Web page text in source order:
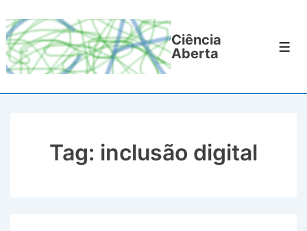
para
Ciência
Aberta
Tag: inclusão digital